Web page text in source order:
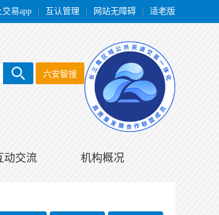
交易app 互认管理 网站无障碍 适老版
六安智搜
动交流 机构概况